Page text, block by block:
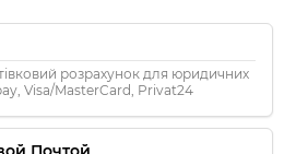
розрахунок для юридичних
Visa/MasterCard, Privat24